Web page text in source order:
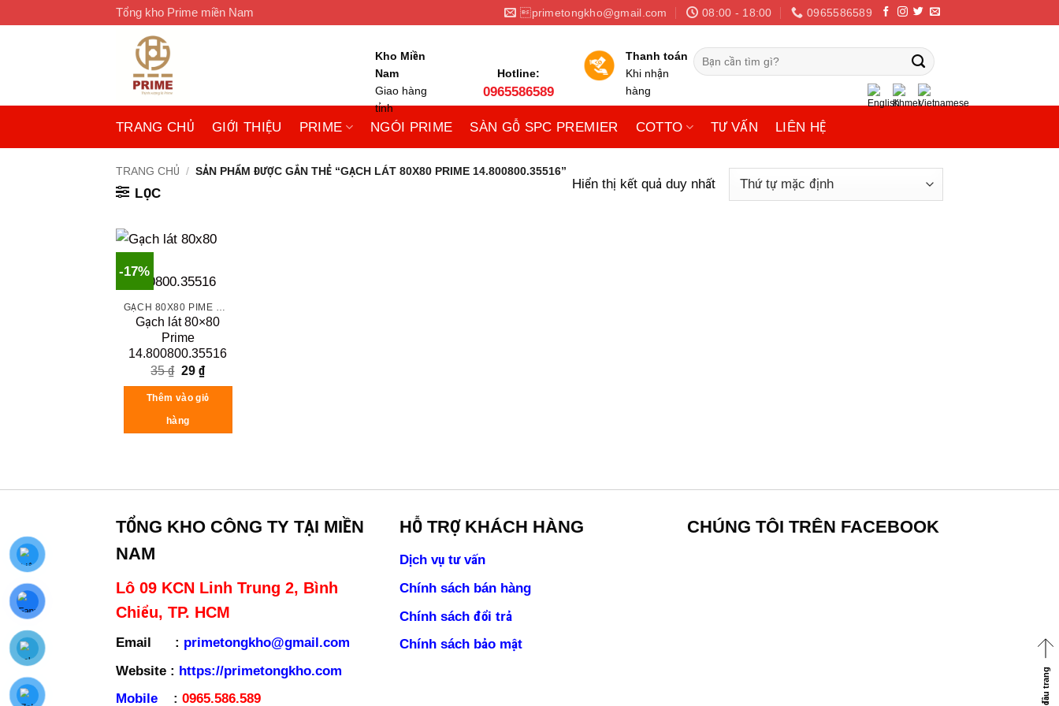
Tổng kho Prime miền Nam primetongkho@gmail.com 08:00 - 18:00 0965586589
Kho Miền
Nam
Giao hàng
tỉnh
Hotline:
0965586589
Thanh toán
Khi nhận
hàng
Tìm
kiếm:
TRANG CHỦ GIỚI THIỆU PRIME NGÓI PRIME SÀN GỖ SPC PREMIER COTTO TƯ VẤN LIÊN HỆ
TRANG CHỦ / SẢN PHẨM ĐƯỢC GẮN THẺ “GẠCH LÁT 80X80 PRIME 14.800800.35516”
LỌC
Hiển thị kết quả duy nhất
-17%
Gạch lát 80×80
Prime
14.800800.35516
35₫ Original
price
was:
35 ₫.
29₫Current
price
is:
29 ₫.
Thêm vào giỏ
hàng
TỔNG KHO CÔNG TY TẠI MIỀN
NAM
Lô 09 KCN Linh Trung 2, Bình
Chiểu, TP. HCM
Email : primetongkho@gmail.com
Website : https://primetongkho.com
Mobile : 0965.586.589
HỖ TRỢ KHÁCH HÀNG
Dịch vụ tư vấn
Chính sách bán hàng
Chính sách đổi trả
Chính sách bảo mật
CHÚNG TÔI TRÊN FACEBOOK
Về đầu trang